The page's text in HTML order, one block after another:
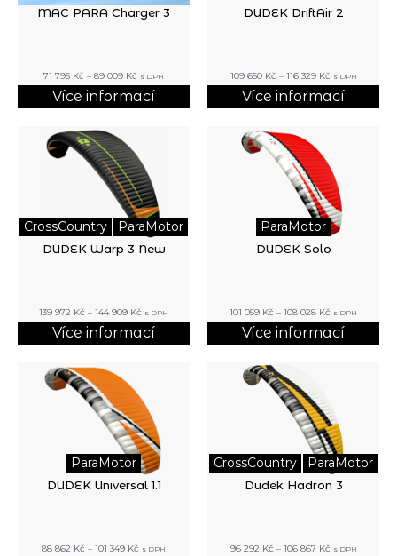
MAC PARA Charger 3
71 795 Kč – 89 009 Kč s DPH
Více informací
DUDEK DriftAir 2
109 650 Kč – 116 329 Kč s DPH
Více informací
CrossCountry ParaMotor
DUDEK Warp 3 New
139 972 Kč – 144 909 Kč s DPH
Více informací
ParaMotor
DUDEK Solo
101 059 Kč – 108 028 Kč s DPH
Více informací
ParaMotor
DUDEK Universal 1.1
88 862 Kč – 101 349 Kč s DPH
CrossCountry ParaMotor
Dudek Hadron 3
96 292 Kč – 106 867 Kč s DPH